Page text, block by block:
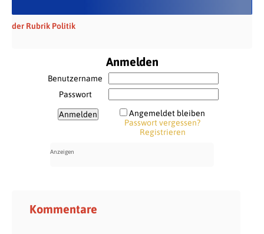
der Rubrik Politik
Anmelden
Benutzername
Passwort
Angemeldet bleiben
Passwort vergessen?
Registrieren
Kommentare